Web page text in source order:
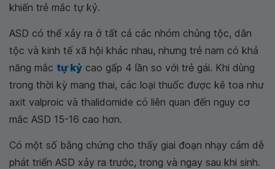
khiến trẻ mắc tự kỷ.
ASD có thể xảy ra ở tất cả các nhóm chủng tộc, dân
tộc và kinh tế xã hội khác nhau, nhưng trẻ nam có khả
năng mắc tự kỷ cao gấp 4 lần so với trẻ gái. Khi dùng
trong thời kỳ mang thai, các loại thuốc được kê toa như
axit valproic và thalidomide có liên quan đến nguy cơ
mắc ASD 15-16 cao hơn.
Có một số bằng chứng cho thấy giai đoạn nhạy cảm dễ
phát triển ASD xảy ra trước, trong và ngay sau khi sinh.